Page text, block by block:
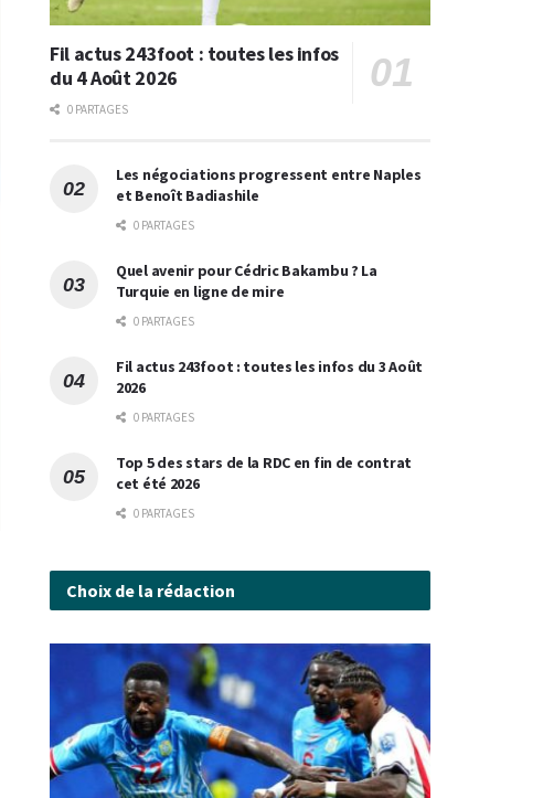
Fil actus 243foot : toutes les infos
du 4 Août 2026
0 PARTAGES
Les négociations progressent entre Naples
et Benoît Badiashile
0 PARTAGES
Quel avenir pour Cédric Bakambu ? La
Turquie en ligne de mire
0 PARTAGES
Fil actus 243foot : toutes les infos du 3 Août
2026
0 PARTAGES
Top 5 des stars de la RDC en fin de contrat
cet été 2026
0 PARTAGES
Choix de la rédaction